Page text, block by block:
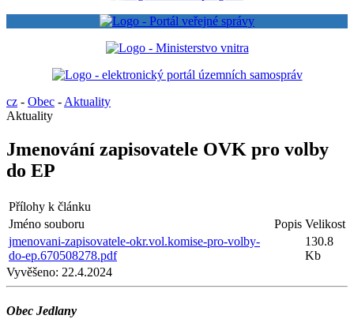
cz - Obec - Aktuality
Aktuality
Jmenování zapisovatele OVK pro volby
do EP
Přílohy k článku
Jméno souboru
Popis Velikost
jmenovani-zapisovatele-okr.vol.komise-pro-volby-
do-ep.670508278.pdf
130.8
Kb
Vyvěšeno: 22.4.2024
Obec Jedlany